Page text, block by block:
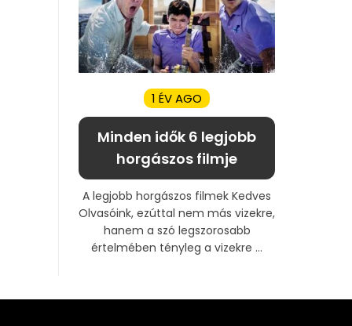
1 ÉV AGO
Minden idők 6 legjobb
horgászos filmje
A legjobb horgászos filmek Kedves
Olvasóink, ezúttal nem más vizekre,
hanem a szó legszorosabb
értelmében tényleg a vizekre ...